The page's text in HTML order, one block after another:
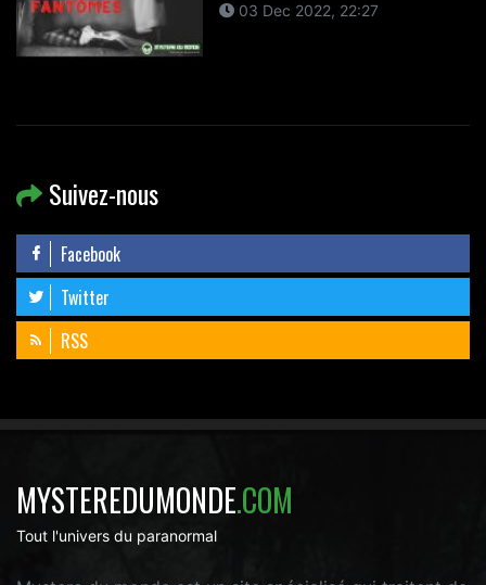
03 Dec 2022, 22:27
Suivez-nous
Facebook
Twitter
RSS
MYSTEREDUMONDE.COM
Tout l'univers du paranormal